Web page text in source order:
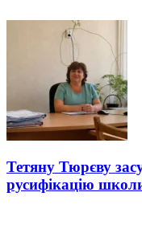
Тетяну Тюрєву
русифікацію